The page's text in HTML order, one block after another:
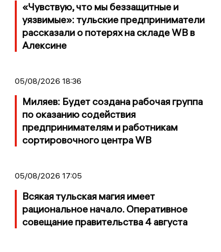
«Чувствую, что мы беззащитные и
уязвимые»: тульские предприниматели
рассказали о потерях на складе WB в
Алексине
05/08/2026 18:36
Миляев: Будет создана рабочая группа
по оказанию содействия
предпринимателям и работникам
сортировочного центра WB
05/08/2026 17:05
Всякая тульская магия имеет
рациональное начало. Оперативное
совещание правительства 4 августа